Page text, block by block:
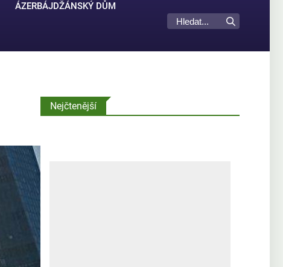
ÁZERBÁJDŽÁNSKÝ DŮM
Nejčtenější